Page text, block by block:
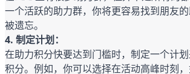
一个活跃的助力群，你将更容易找到朋友
被遗忘。
4. 制定计划：
在助力积分快要达到门槛时，制定一个计
积分。例如，你可以选择在活动高峰时刻